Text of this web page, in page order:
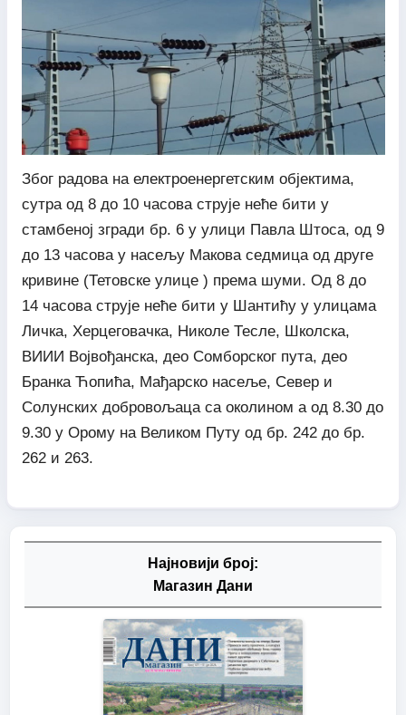
Због радова на електроенергетским објектима,
сутра од 8 до 10 часова струје неће бити у
стамбеној згради бр. 6 у улици Павла Штоса, од 9
до 13 часова у насељу Макова седмица од друге
кривине (Тетовске улице ) према шуми. Од 8 до
14 часова струје неће бити у Шантићу у улицама
Личка, Херцеговачка, Николе Тесле, Школска,
ВИИИ Војвођанска, део Сомборског пута, део
Бранка Ћопића, Мађарско насеље, Север и
Солунских добровољаца са околином а од 8.30 до
9.30 у Орому на Великом Путу од бр. 242 до бр.
262 и 263.
Најновији број:
Магазин Дани